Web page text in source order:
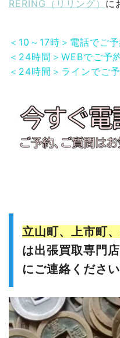
RERING（リリング） に
＜10～17時＞電話でご
＜24時間＞WEBでご予
＜24時間＞ラインでご
立山町、上市町
は出張買取専門
にご連絡ください